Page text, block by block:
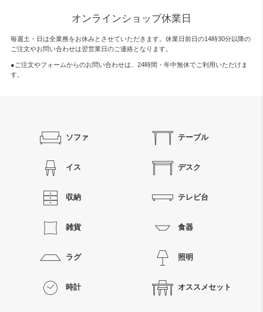
オンラインショップ休業日
毎週土・日は全業務をお休みとさせていただきます。休業日前日の14時30分以降の
ご注文やお問い合わせは翌営業日のご連絡となります。
●ご注文やフォームからのお問い合わせは、 24時間・年中無休でご利用いただけま
す。
ソファ テーブル
イス デスク
収納 テレビ台
雑貨 食器
ラグ 照明
時計 オススメセット